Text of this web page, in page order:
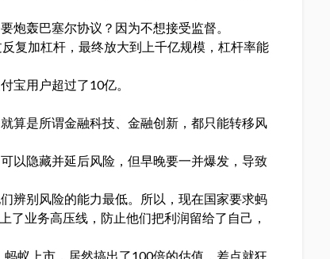
炮轰巴塞尔协议？因为不想接受监督。
复加杠杆，最终放大到上千亿规模，杠杆率能
宝用户超过了10亿。
算是所谓金融科技、金融创新，都只能转移风
以隐藏并延后风险，但早晚要一并爆发，导致
辨别风险的能力最低。所以，现在国家要求蚂
了业务高压线，防止他们把利润留给了自己，
蚁上市，居然搞出了100倍的估值，差点就狂